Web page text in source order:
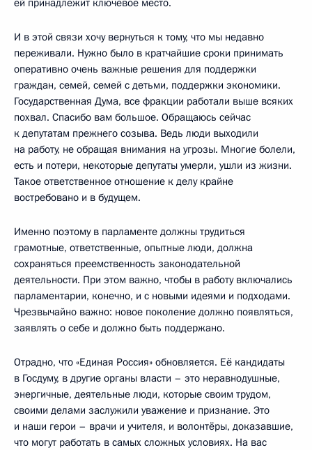
И в этой связи хочу вернуться к тому, что мы недавно
переживали. Нужно было в кратчайшие сроки принимать
оперативно очень важные решения для поддержки
граждан, семей, семей с детьми, поддержки экономики.
Государственная Дума, все фракции работали выше всяких
похвал. Спасибо вам большое. Обращаюсь сейчас
к депутатам прежнего созыва. Ведь люди выходили
на работу, не обращая внимания на угрозы. Многие болели,
есть и потери, некоторые депутаты умерли, ушли из жизни.
Такое ответственное отношение к делу крайне
востребовано и в будущем.
Именно поэтому в парламенте должны трудиться
грамотные, ответственные, опытные люди, должна
сохраняться преемственность законодательной
деятельности. При этом важно, чтобы в работу включались
парламентарии, конечно, и с новыми идеями и подходами.
Чрезвычайно важно: новое поколение должно появляться,
заявлять о себе и должно быть поддержано.
Отрадно, что «Единая Россия» обновляется. Её кандидаты
в Госдуму, в другие органы власти – это неравнодушные,
энергичные, деятельные люди, которые своим трудом,
своими делами заслужили уважение и признание. Это
и наши герои – врачи и учителя, и волонтёры, доказавшие,
что могут работать в самых сложных условиях. На вас